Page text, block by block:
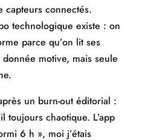
capteurs connectés.
technologique existe : on
parce qu’on lit ses
motive, mais seule
un burn-out éditorial :
toujours chaotique. L’app
6 h », moi j’étais